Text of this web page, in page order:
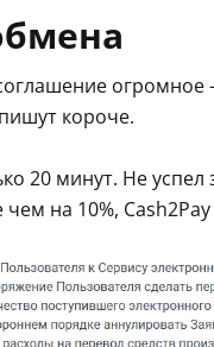
короче.
20 минут. Не
на 10%,